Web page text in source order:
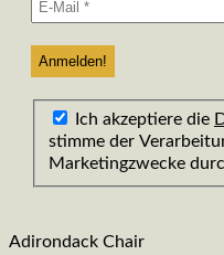
Ich akzeptiere die
stimme der
Marketingzwecke
Adirondack Chair